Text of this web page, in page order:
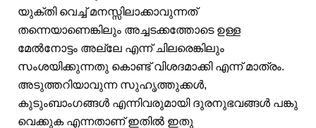
യുക്തി വെച്ച് മനസ്സിലാക്കാവുന്നത്
തന്നെയാണെങ്കിലും അച്ചടക്കത്തോടെ ഉള്ള
മേൽനോട്ടം അല്ലേ എന്ന് ചിലരെങ്കിലും
സംശയിക്കുന്നതു കൊണ്ട് വിശദമാക്കി എന്ന് മാത്രം.
അടുത്തറിയാവുന്ന സുഹൃത്തുക്കൾ,
കുടുംബാംഗങ്ങൾ എന്നിവരുമായി ദുരനുഭവങ്ങൾ പങ്കു
വെക്കുക എന്നതാണ് ഇതിൽ ഇതു